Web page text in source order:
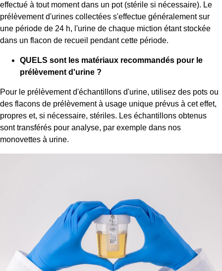
effectué à tout moment dans un pot (stérile si nécessaire). Le
prélèvement d'urines collectées s'effectue généralement sur
une période de 24 h, l'urine de chaque miction étant stockée
dans un flacon de recueil pendant cette période.
QUELS sont les matériaux recommandés pour le
prélèvement d'urine ?
Pour le prélèvement d'échantillons d'urine, utilisez des pots ou
des flacons de prélèvement à usage unique prévus à cet effet,
propres et, si nécessaire, stériles. Les échantillons obtenus
sont transférés pour analyse, par exemple dans nos
monovettes à urine.